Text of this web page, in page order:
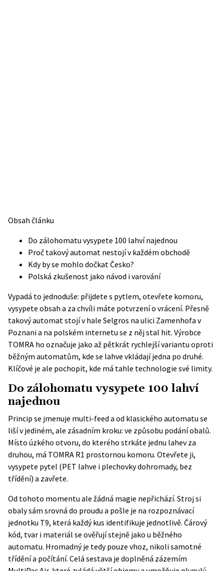
Obsah článku
Do zálohomatu vysypete 100 lahví najednou
Proč takový automat nestojí v každém obchodě
Kdy by se mohlo dočkat Česko?
Polská zkušenost jako návod i varování
Vypadá to jednoduše: přijdete s pytlem, otevřete komoru,
vysypete obsah a za chvíli máte potvrzení o vrácení. Přesně
takový automat stojí v hale Selgros na ulici Zamenhofa v
Poznani a na polském internetu se z něj stal hit. Výrobce
TOMRA ho označuje jako až pětkrát rychlejší variantu oproti
běžným automatům, kde se lahve vkládají jedna po druhé.
Klíčové je ale pochopit, kde má tahle technologie své limity.
Do zálohomatu vysypete 100 lahví
najednou
Princip se jmenuje multi-feed a od klasického automatu se
liší v jediném, ale zásadním kroku: ve způsobu podání obalů.
Místo úzkého otvoru, do kterého strkáte jednu lahev za
druhou, má TOMRA R1 prostornou komoru. Otevřete ji,
vysypete pytel (PET lahve i plechovky dohromady, bez
třídění) a zavřete.
Od tohoto momentu ale žádná magie nepřichází. Stroj si
obaly sám srovná do proudu a pošle je na rozpoznávací
jednotku T9, která každý kus identifikuje jednotlivě. Čárový
kód, tvar i materiál se ověřují stejně jako u běžného
automatu. Hromadný je tedy pouze vhoz, nikoli samotné
třídění a počítání. Celá sestava je doplněná zázemím